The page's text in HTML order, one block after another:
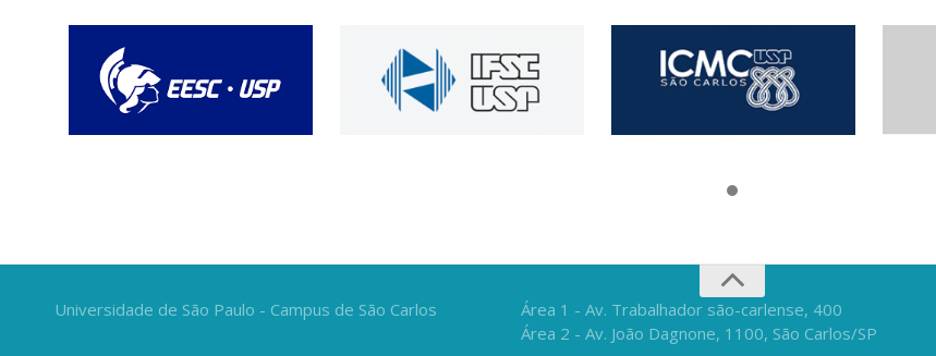
Universidade de São Paulo - Campus de São Carlos
Área 1 - Av. Trabalhador são-carlense, 400
Área 2 - Av. João Dagnone, 1100, São Carlos/SP